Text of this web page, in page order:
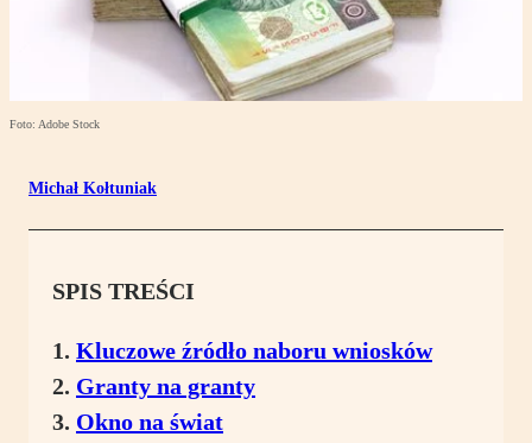
Foto: Adobe Stock
Michał Kołtuniak
SPIS TREŚCI
Kluczowe źródło naboru wniosków
Granty na granty
Okno na świat